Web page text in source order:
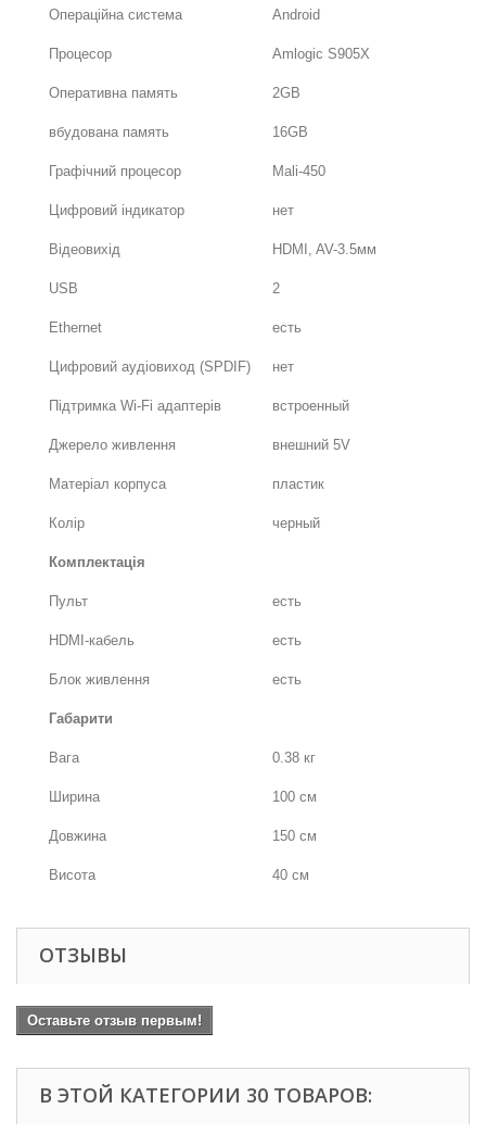
Операційна система Android
Процесор Amlogic S905X
Оперативна память 2GB
вбудована память 16GB
Графічний процесор Mali-450
Цифровий індикатор нет
Відеовихід HDMI, AV-3.5мм
USB 2
Ethernet есть
Цифровий аудіовиход (SPDIF) нет
Підтримка Wi-Fi адаптерів встроенный
Джерело живлення внешний 5V
Матеріал корпуса пластик
Колір черный
Комплектація
Пульт есть
HDMI-кабель есть
Блок живлення есть
Габарити
Вага 0.38 кг
Ширина 100 см
Довжина 150 см
Висота 40 см
ОТЗЫВЫ
Оставьте отзыв первым!
В ЭТОЙ КАТЕГОРИИ 30 ТОВАРОВ: